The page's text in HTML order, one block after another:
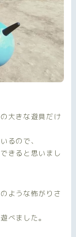
大きな遊具だけ
るので、
きると思いまし
ような怖がりさ
べました。